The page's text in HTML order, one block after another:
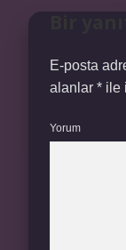
E-posta
alanlar * ile
Yorum